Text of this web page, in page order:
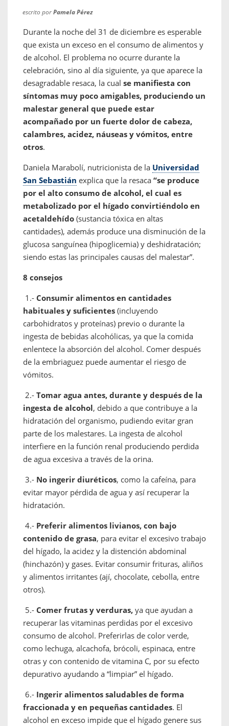
escrito porPamela Pérez
Durante la noche del 31 de diciembre es esperable
que exista un exceso en el consumo de alimentos y
de alcohol. El problema no ocurre durante la
celebración, sino al día siguiente, ya que aparece la
desagradable resaca, la cual se manifiesta con
síntomas muy poco amigables, produciendo un
malestar general que puede estar
acompañado por un fuerte dolor de cabeza,
calambres, acidez, náuseas y vómitos, entre
otros.
Daniela Marabolí, nutricionista de la Universidad
San Sebastián explica que la resaca “se produce
por el alto consumo de alcohol, el cual es
metabolizado por el hígado convirtiéndolo en
acetaldehído (sustancia tóxica en altas
cantidades), además produce una disminución de la
glucosa sanguínea (hipoglicemia) y deshidratación;
siendo estas las principales causas del malestar”.
8 consejos
1.- Consumir alimentos en cantidades
habituales y suficientes (incluyendo
carbohidratos y proteínas) previo o durante la
ingesta de bebidas alcohólicas, ya que la comida
enlentece la absorción del alcohol. Comer después
de la embriaguez puede aumentar el riesgo de
vómitos.
2.- Tomar agua antes, durante y después de la
ingesta de alcohol, debido a que contribuye a la
hidratación del organismo, pudiendo evitar gran
parte de los malestares. La ingesta de alcohol
interfiere en la función renal produciendo perdida
de agua excesiva a través de la orina.
3.- No ingerir diuréticos, como la cafeína, para
evitar mayor pérdida de agua y así recuperar la
hidratación.
4.- Preferir alimentos livianos, con bajo
contenido de grasa, para evitar el excesivo trabajo
del hígado, la acidez y la distención abdominal
(hinchazón) y gases. Evitar consumir frituras, aliños
y alimentos irritantes (ají, chocolate, cebolla, entre
otros).
5.- Comer frutas y verduras, ya que ayudan a
recuperar las vitaminas perdidas por el excesivo
consumo de alcohol. Preferirlas de color verde,
como lechuga, alcachofa, brócoli, espinaca, entre
otras y con contenido de vitamina C, por su efecto
depurativo ayudando a “limpiar” el hígado.
6.- Ingerir alimentos saludables de forma
fraccionada y en pequeñas cantidades. El
alcohol en exceso impide que el hígado genere sus